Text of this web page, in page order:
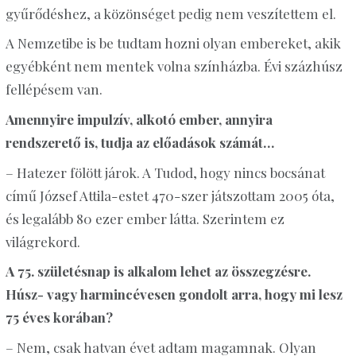
gyűrődéshez, a közönséget pedig nem veszítettem el.
A Nemzetibe is be tudtam hozni olyan embereket, akik
egyébként nem mentek volna színházba. Évi százhúsz
fellépésem van.
Amennyire impulzív, alkotó ember, annyira
rendszerető is, tudja az előadások számát…
– Hatezer fölött járok. A Tudod, hogy nincs bocsánat
című József Attila-estet 470-szer játszottam 2005 óta,
és legalább 80 ezer ember látta. Szerintem ez
világrekord.
A 75. születésnap is alkalom lehet az összegzésre.
Húsz- vagy harmincévesen gondolt arra, hogy mi lesz
75 éves korában?
– Nem, csak hatvan évet adtam magamnak. Olyan